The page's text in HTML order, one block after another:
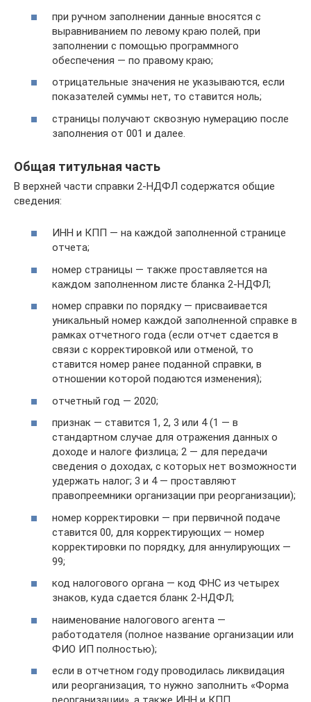
при ручном заполнении данные вносятся с
выравниванием по левому краю полей, при
заполнении с помощью программного
обеспечения — по правому краю;
отрицательные значения не указываются, если
показателей суммы нет, то ставится ноль;
страницы получают сквозную нумерацию после
заполнения от 001 и далее.
Общая титульная часть
В верхней части справки 2-НДФЛ содержатся общие
сведения:
ИНН и КПП — на каждой заполненной странице
отчета;
номер страницы — также проставляется на
каждом заполненном листе бланка 2-НДФЛ;
номер справки по порядку — присваивается
уникальный номер каждой заполненной справке в
рамках отчетного года (если отчет сдается в
связи с корректировкой или отменой, то
ставится номер ранее поданной справки, в
отношении которой подаются изменения);
отчетный год — 2020;
признак — ставится 1, 2, 3 или 4 (1 — в
стандартном случае для отражения данных о
доходе и налоге физлица; 2 — для передачи
сведения о доходах, с которых нет возможности
удержать налог; 3 и 4 — проставляют
правопреемники организации при реорганизации);
номер корректировки — при первичной подаче
ставится 00, для корректирующих — номер
корректировки по порядку, для аннулирующих —
99;
код налогового органа — код ФНС из четырех
знаков, куда сдается бланк 2-НДФЛ;
наименование налогового агента —
работодателя (полное название организации или
ФИО ИП полностью);
если в отчетном году проводилась ликвидация
или реорганизация, то нужно заполнить «Форма